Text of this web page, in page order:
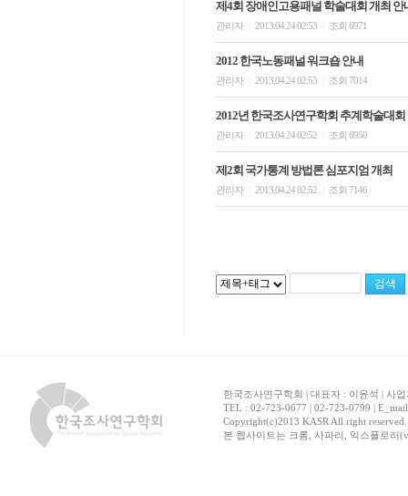
제4회 장애인고용패널 학술대회 개최 안
관리자 2013.04.24 02:53 조회 6971
2012 한국노동패널 워크숍 안내
관리자 2013.04.24 02:53 조회 7014
2012년 한국조사연구학회 추계학술대회
관리자 2013.04.24 02:52 조회 6950
제2회 국가통계 방법론 심포지엄 개최
관리자 2013.04.24 02:52 조회 7146
한국조사연구학회 | 대표자 : 이윤석 | 사
TEL : 02-723-0677 | 02-723-0799 | E_mail
Copyright(c)2013 KASR All right
본 웹사이트는 크롬, 사파리, 익스플로러